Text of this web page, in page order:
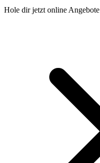
Hole dirjetzt online Angebote